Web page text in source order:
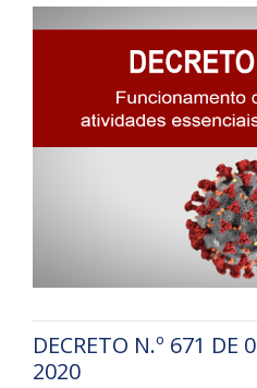
DECRETO N.º 671 DE
2020